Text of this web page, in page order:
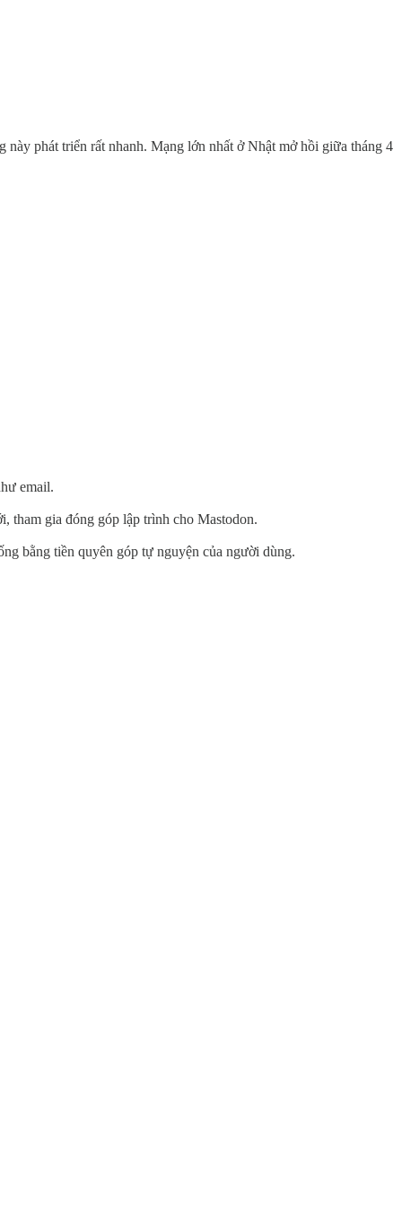
này phát triển rất nhanh. Mạng lớn nhất ở Nhật mở hồi giữa tháng 4
email.
tham gia đóng góp lập trình cho Mastodon.
bằng tiền quyên góp tự nguyện của người dùng.